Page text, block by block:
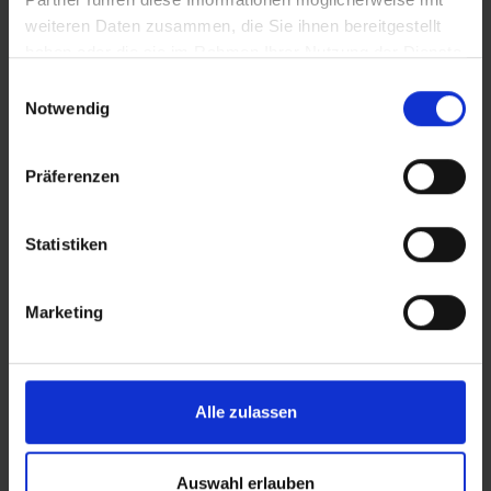
weiteren Daten zusammen, die Sie ihnen bereitgestellt
Notwendig
Präferenzen
Statistiken
Marketing
Alle zulassen
Auswahl erlauben
PRODUKTINFORMATIONEN
Maximale Performance dank der besten Technologien:
Gummimischung zum Einsatz – sie sorgt für geringen
Rollwiderstand an der Lauffläche und hohen Grip im
Reifen schnell, leicht und geschmeidig – bei
gleichbleibend hohem Durchschlag- und Pannenschutz.
Stylisch, umweltfreundlich und universell
Millimeter. Er ist tubeless-ready (TLR) für geringeren
Rollwiderstand, hookless-kompatibel und auch für E-
Gravelbikes geeignet.